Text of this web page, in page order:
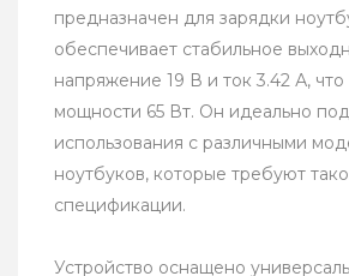
предназначен для зарядки
обеспечивает стабильное
напряжение 19 В и ток 3.42 А, что
мощности 65 Вт. Он идеально
использования с различными
ноутбуков, которые требуют
спецификации.
Устройство оснащено